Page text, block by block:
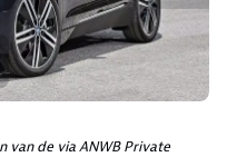
van de via ANWB Private